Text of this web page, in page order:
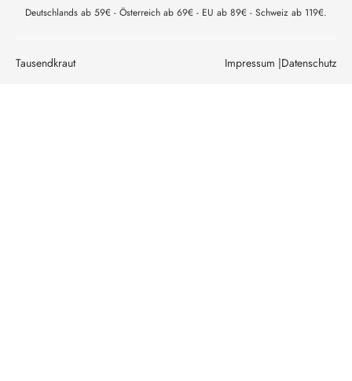
Deutschlands ab 59€ - Österreich ab 69€ - EU ab 89€ - Schweiz ab 119€.
Tausendkraut Datenschutz
Impressum |